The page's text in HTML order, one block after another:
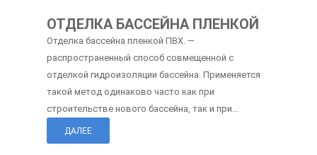
ОТДЕЛКА БАССЕЙНА ПЛЕНКОЙ
Отделка бассейна пленкой ПВХ. —
распространенный способ совмещенной с
отделкой гидроизоляции бассейна. Применяется
такой метод одинаково часто как при
строительстве нового бассейна, так и при...
ДАЛЕЕ